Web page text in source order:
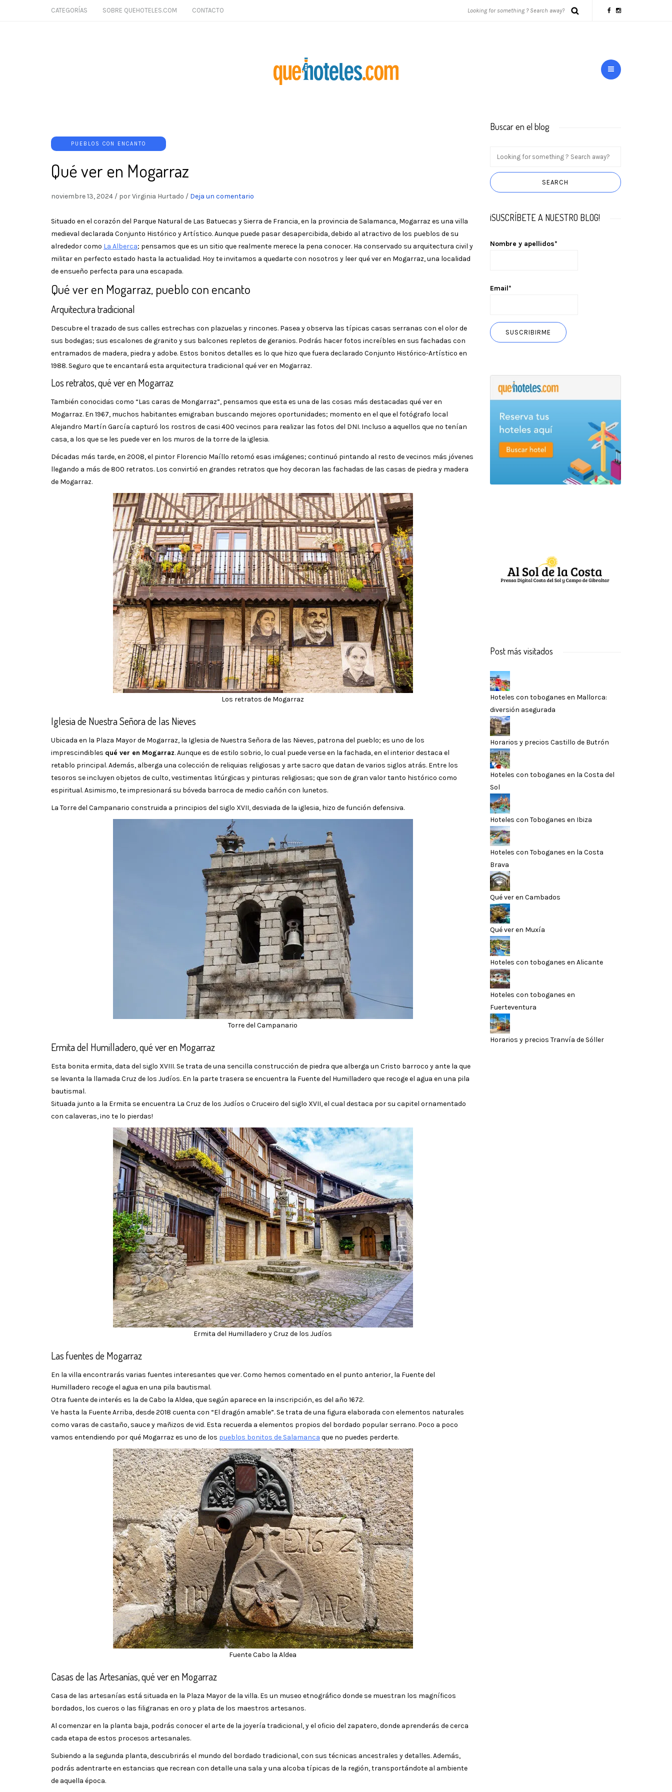
CATEGORÍAS SOBRE QUEHOTELES.COM CONTACTO
PUEBLOS CON ENCANTO
Qué ver en Mogarraz
noviembre 13, 2024 / por Virginia Hurtado / Deja un comentario
Situado en el corazón del Parque Natural de Las Batuecas y Sierra de Francia, en la provincia de Salamanca, Mogarraz es una villa
medieval declarada Conjunto Histórico y Artístico. Aunque puede pasar desapercibida, debido al atractivo de los pueblos de su
alrededor como La Alberca; pensamos que es un sitio que realmente merece la pena conocer. Ha conservado su arquitectura civil y
militar en perfecto estado hasta la actualidad. Hoy te invitamos a quedarte con nosotros y leer qué ver en Mogarraz, una localidad
de ensueño perfecta para una escapada.
Qué ver en Mogarraz, pueblo con encanto
Arquitectura tradicional
Descubre el trazado de sus calles estrechas con plazuelas y rincones. Pasea y observa las típicas casas serranas con el olor de
sus bodegas; sus escalones de granito y sus balcones repletos de geranios. Podrás hacer fotos increíbles en sus fachadas con
entramados de madera, piedra y adobe. Estos bonitos detalles es lo que hizo que fuera declarado Conjunto Histórico-Artístico en
1988. Seguro que te encantará esta arquitectura tradicional qué ver en Mogarraz.
Los retratos, qué ver en Mogarraz
También conocidas como “Las caras de Mongarraz”, pensamos que esta es una de las cosas más destacadas qué ver en
Mogarraz. En 1967, muchos habitantes emigraban buscando mejores oportunidades; momento en el que el fotógrafo local
Alejandro Martín García capturó los rostros de casi 400 vecinos para realizar las fotos del DNI. Incluso a aquellos que no tenían
casa, a los que se les puede ver en los muros de la torre de la iglesia.
Décadas más tarde, en 2008, el pintor Florencio Maíllo retomó esas imágenes; continuó pintando al resto de vecinos más jóvenes
llegando a más de 800 retratos. Los convirtió en grandes retratos que hoy decoran las fachadas de las casas de piedra y madera
de Mogarraz.
Los retratos de Mogarraz
Iglesia de Nuestra Señora de las Nieves
Ubicada en la Plaza Mayor de Mogarraz, la Iglesia de Nuestra Señora de las Nieves, patrona del pueblo; es uno de los
imprescindibles qué ver en Mogarraz. Aunque es de estilo sobrio, lo cual puede verse en la fachada, en el interior destaca el
retablo principal. Además, alberga una colección de reliquias religiosas y arte sacro que datan de varios siglos atrás. Entre los
tesoros se incluyen objetos de culto, vestimentas litúrgicas y pinturas religiosas; que son de gran valor tanto histórico como
espiritual. Asimismo, te impresionará su bóveda barroca de medio cañón con lunetos.
La Torre del Campanario construida a principios del siglo XVII, desviada de la iglesia, hizo de función defensiva.
Torre del Campanario
Ermita del Humilladero, qué ver en Mogarraz
Esta bonita ermita, data del siglo XVIII. Se trata de una sencilla construcción de piedra que alberga un Cristo barroco y ante la que
se levanta la llamada Cruz de los Judíos. En la parte trasera se encuentra la Fuente del Humilladero que recoge el agua en una pila
bautismal.
Situada junto a la Ermita se encuentra La Cruz de los Judíos o Cruceiro del siglo XVII, el cual destaca por su capitel ornamentado
con calaveras, ¡no te lo pierdas!
Ermita del Humilladero y Cruz de los Judíos
Las fuentes de Mogarraz
En la villa encontrarás varias fuentes interesantes que ver. Como hemos comentado en el punto anterior, la Fuente del
Humilladero recoge el agua en una pila bautismal.
Otra fuente de interés es la de Cabo la Aldea, que según aparece en la inscripción, es del año 1672.
Ve hasta la Fuente Arriba, desde 2018 cuenta con “El dragón amable”. Se trata de una figura elaborada con elementos naturales
como varas de castaño, sauce y mañizos de vid. Esta recuerda a elementos propios del bordado popular serrano. Poco a poco
vamos entendiendo por qué Mogarraz es uno de los pueblos bonitos de Salamanca que no puedes perderte.
Fuente Cabo la Aldea
Casas de las Artesanías, qué ver en Mogarraz
Casa de las artesanías está situada en la Plaza Mayor de la villa. Es un museo etnográfico donde se muestran los magníficos
bordados, los cueros o las filigranas en oro y plata de los maestros artesanos.
Al comenzar en la planta baja, podrás conocer el arte de la joyería tradicional, y el oficio del zapatero, donde aprenderás de cerca
cada etapa de estos procesos artesanales.
Subiendo a la segunda planta, descubrirás el mundo del bordado tradicional, con sus técnicas ancestrales y detalles. Además,
podrás adentrarte en estancias que recrean con detalle una sala y una alcoba típicas de la región, transportándote al ambiente
de aquella época.
Buscar en el blog
¡SUSCRÍBETE A NUESTRO BLOG!
Nombre y apellidos*
Email*
Post más visitados
Hoteles con toboganes en Mallorca:
diversión asegurada
Horarios y precios Castillo de Butrón
Hoteles con toboganes en la Costa del
Sol
Hoteles con Toboganes en Ibiza
Hoteles con Toboganes en la Costa
Brava
Qué ver en Cambados
Qué ver en Muxía
Hoteles con toboganes en Alicante
Hoteles con toboganes en
Fuerteventura
Horarios y precios Tranvía de Sóller